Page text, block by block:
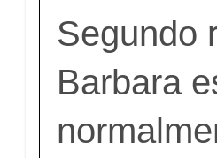
Segundo
Barbara